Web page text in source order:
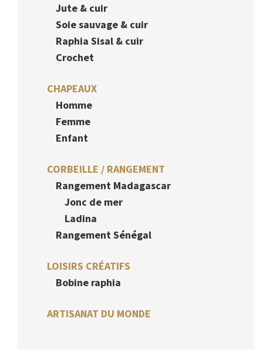
Jute & cuir
Soie sauvage & cuir
Raphia Sisal & cuir
Crochet
CHAPEAUX
Homme
Femme
Enfant
CORBEILLE / RANGEMENT
Rangement Madagascar
Jonc de mer
Ladina
Rangement Sénégal
LOISIRS CRÉATIFS
Bobine raphia
ARTISANAT DU MONDE